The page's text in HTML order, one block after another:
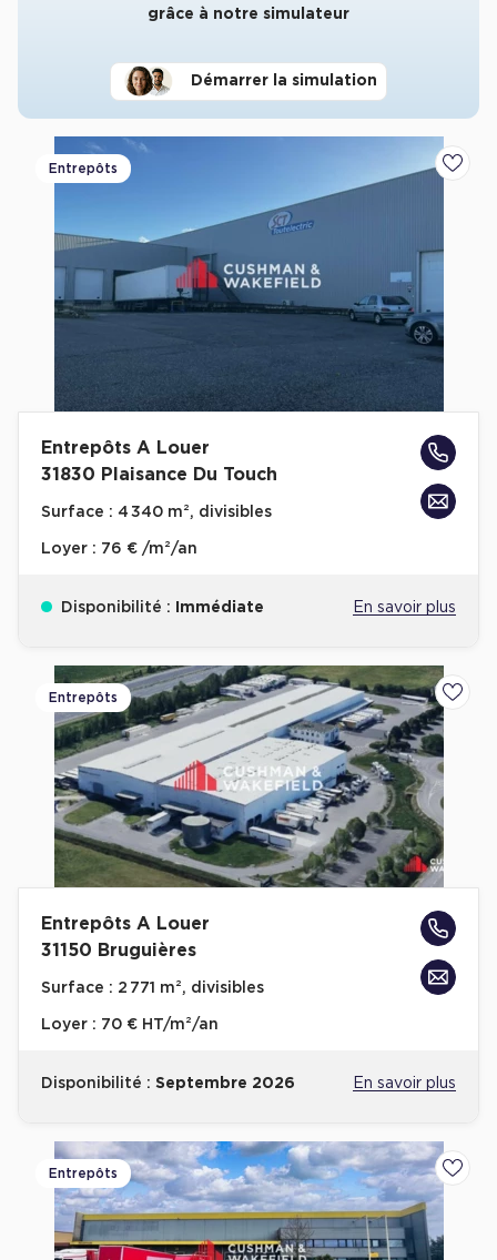
grâce à notre simulateur
Démarrer la simulation
Entrepôts
Entrepôts A Louer
31830 Plaisance Du Touch
Surface : 4 340 m², divisibles
Loyer : 76 € /m²/an
Disponibilité : Immédiate En savoir plus
Entrepôts
Entrepôts A Louer
31150 Bruguières
Surface : 2 771 m², divisibles
Loyer : 70 € HT/m²/an
Disponibilité : Septembre 2026 En savoir plus
Entrepôts